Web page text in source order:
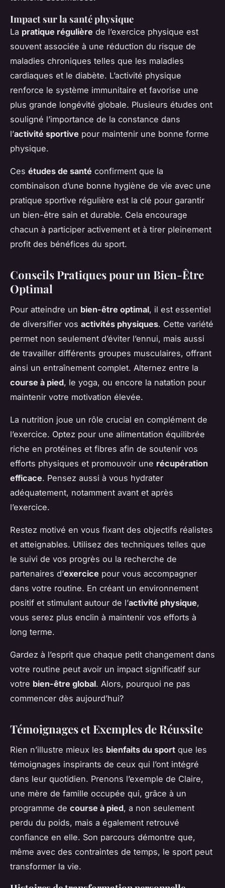
Impact sur la santé physique
La pratique régulière de l’exercice physique est
souvent associée à une réduction du risque de
maladies chroniques telles que les maladies
cardiaques et le diabète. L’activité physique
renforce le système immunitaire et favorise une
plus grande longévité globale. Plusieurs études ont
souligné l’importance de la constance dans
l’activité sportive pour maintenir une bonne forme
physique.
Ces études de santé confirment que la
combinaison d’une bonne hygiène de vie avec une
pratique sportive régulière est la clé pour garantir
un bien-être sain et durable. Cela encourage
chacun à participer activement et à tirer pleinement
profit des bénéfices du sport.
Conseils Pratiques pour un Bien-Être
Optimal
Pour atteindre un bien-être optimal, il est essentiel
de diversifier vos activités physiques. Cette variété
permet non seulement d’éviter l’ennui, mais aussi
de travailler différents groupes musculaires, offrant
ainsi un entraînement complet. Alternez entre la
course à pied, le yoga, ou encore la natation pour
maintenir votre motivation élevée.
La nutrition joue un rôle crucial en complément de
l’exercice. Optez pour une alimentation équilibrée
riche en protéines et fibres afin de soutenir vos
efforts physiques et promouvoir une récupération
efficace. Pensez aussi à vous hydrater
adéquatement, notamment avant et après
l’exercice.
Restez motivé en vous fixant des objectifs réalistes
et atteignables. Utilisez des techniques telles que
le suivi de vos progrès ou la recherche de
partenaires d’exercice pour vous accompagner
dans votre routine. En créant un environnement
positif et stimulant autour de l’activité physique,
vous serez plus enclin à maintenir vos efforts à
long terme.
Gardez à l’esprit que chaque petit changement dans
votre routine peut avoir un impact significatif sur
votre bien-être global. Alors, pourquoi ne pas
commencer dès aujourd’hui?
Témoignages et Exemples de Réussite
Rien n’illustre mieux les bienfaits du sport que les
témoignages inspirants de ceux qui l’ont intégré
dans leur quotidien. Prenons l’exemple de Claire,
une mère de famille occupée qui, grâce à un
programme de course à pied, a non seulement
perdu du poids, mais a également retrouvé
confiance en elle. Son parcours démontre que,
même avec des contraintes de temps, le sport peut
transformer la vie.